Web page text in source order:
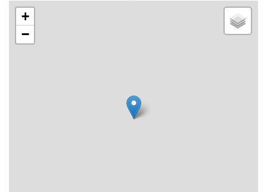
+
−